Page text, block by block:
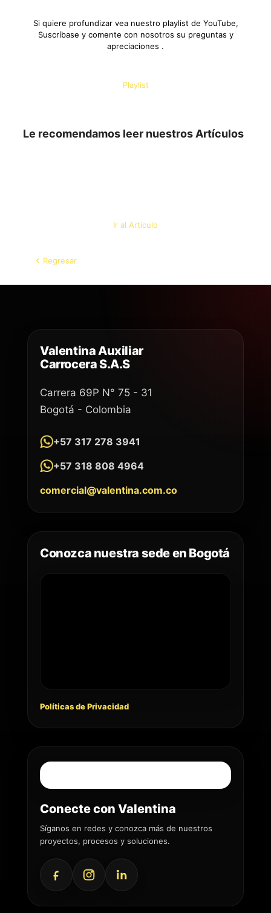
Si quiere profundizar vea nuestro playlist de YouTube,
Suscríbase y comente con nosotros su preguntas y
apreciaciones .
Playlist
Le recomendamos leer nuestros Artículos
Ir al Artículo
Regresar
Valentina Auxiliar
Carrocera S.A.S
Carrera 69P N° 75 - 31
Bogotá - Colombia
+57 317 278 3941
+57 318 808 4964
comercial@valentina.com.co
Conozca nuestra sede en Bogotá
Políticas de Privacidad
Conecte con Valentina
Síganos en redes y conozca más de nuestros
proyectos, procesos y soluciones.